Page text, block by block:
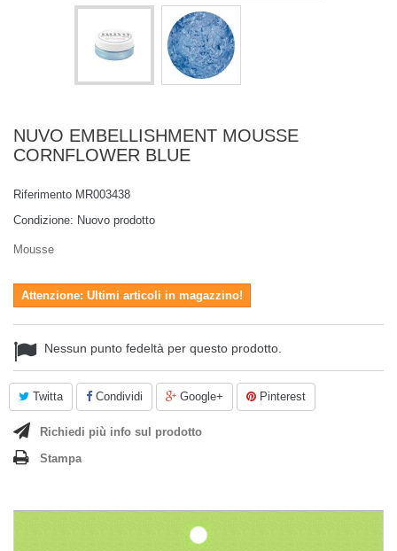
NUVO EMBELLISHMENT MOUSSE
CORNFLOWER BLUE
Riferimento MR003438
Condizione: Nuovo prodotto
Mousse
Attenzione: Ultimi articoli in magazzino!
Nessun punto fedeltà per questo prodotto.
Twitta Condividi Google+ Pinterest
Richiedi più info sul prodotto
Stampa